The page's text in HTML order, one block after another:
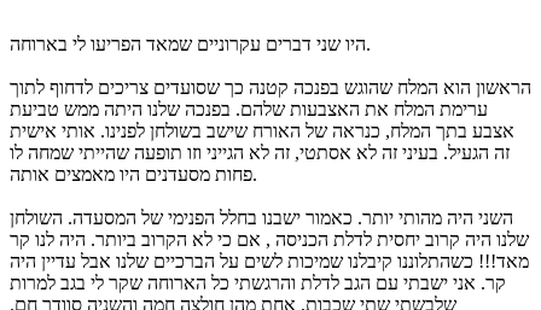
היו שני דברים עקרוניים שמאד הפריעו לי בארוחה.
הראשון הוא המלח שהוגש בפנכה קטנה כך שסועדים צריכים לדחוף לתוך
ערימת המלח את האצבעות שלהם. בפנכה שלנו היתה ממש טביעת
אצבע בתך המלח, כנראה של האורח שישב בשולחן לפנינו. אותי אישית
זה הגעיל. בעיני זה לא אסתטי, זה לא הגייני וזו תופעה שהייתי שמחה לו
פחות מסעדנים היו מאמצים אותה.
השני היה מהותי יותר. כאמור ישבנו בחלל הפנימי של המסעדה. השולחן
שלנו היה קרוב יחסית לדלת הכניסה , אם כי לא הקרוב ביותר. היה לנו קר
מאד!!! כשהתלוננו קיבלנו שמיכות לשים על הברכיים שלנו אבל עדיין היה
קר. אני ישבתי עם הגב לדלת והרגשתי כל הארוחה שקר לי בגב למרות
שלבשתי שתי שכבות, אחת מהן חולצה חמה והשניה סוודר חם.